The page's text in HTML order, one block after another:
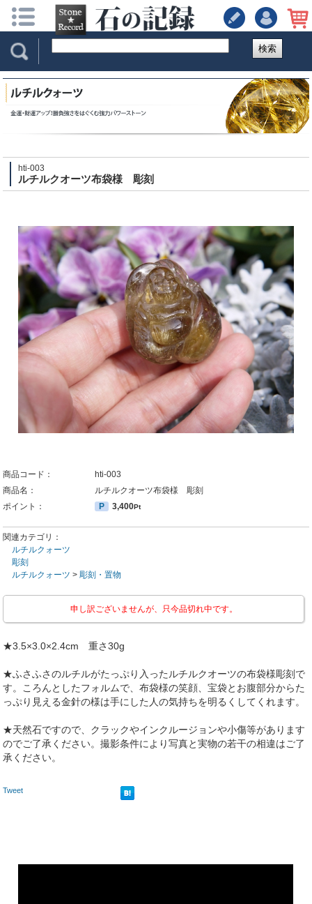
検索
hti-003
ルチルクオーツ布袋様 彫刻
商品コード：
hti-003
商品名：
ルチルクオーツ布袋様 彫刻
ポイント：
P 3,400Pt
関連カテゴリ：
ルチルクォーツ
彫刻
ルチルクォーツ > 彫刻・置物
申し訳ございませんが、只今品切れ中です。
★3.5×3.0×2.4cm 重さ30g
★ふさふさのルチルがたっぷり入ったルチルクオーツの布袋様彫刻で
す。ころんとしたフォルムで、布袋様の笑顔、宝袋とお腹部分からた
っぷり見える金針の様は手にした人の気持ちを明るくしてくれます。
★天然石ですので、クラックやインクルージョンや小傷等があります
のでご了承ください。撮影条件により写真と実物の若干の相違はご了
承ください。
Tweet